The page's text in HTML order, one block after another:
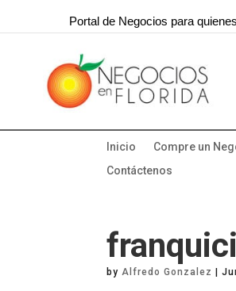
Portal de Negocios para
Inicio Compre un
Contáctenos
byAlfredo Gonzalez |